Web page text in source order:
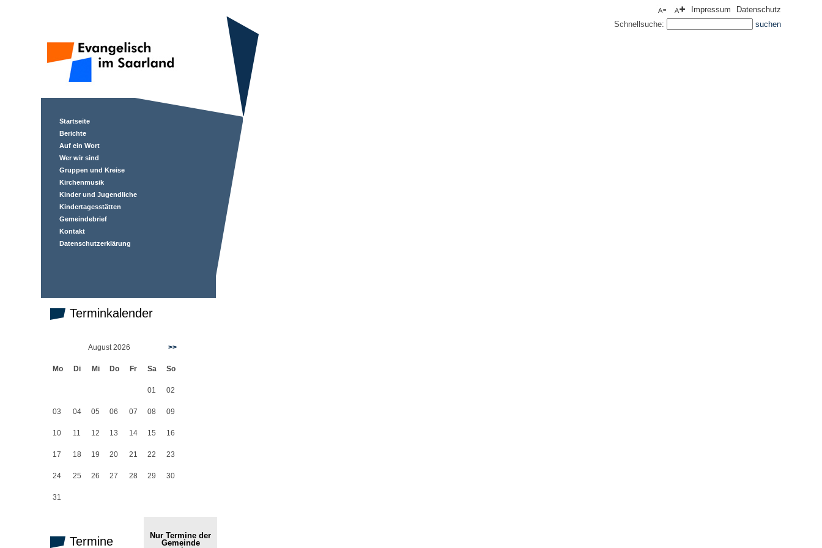
Impressum
Datenschutz
Schnellsuche:
Startseite
Berichte
Auf ein Wort
Wer wir sind
Gruppen und Kreise
Kirchenmusik
Kinder und Jugendliche
Kindertagesstätten
Gemeindebrief
Kontakt
Datenschutzerklärung
Terminkalender
August 2026 >>
Mo Di Mi Do Fr Sa So
01 02
03 04 05 06 07 08 09
10 11 12 13 14 15 16
17 18 19 20 21 22 23
24 25 26 27 28 29 30
31
Termine
Nur Termine der
Gemeinde